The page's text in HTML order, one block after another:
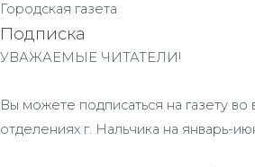
Городская газета
Подписка
УВАЖАЕМЫЕ ЧИТАТЕЛИ!
Вы можете подписаться на газету во
отделениях г. Нальчика на январь-